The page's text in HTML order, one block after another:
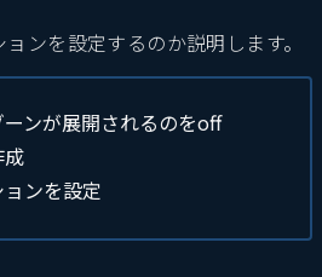
ンを設定するのか説明します。
ンが展開されるのをoff
ンを設定